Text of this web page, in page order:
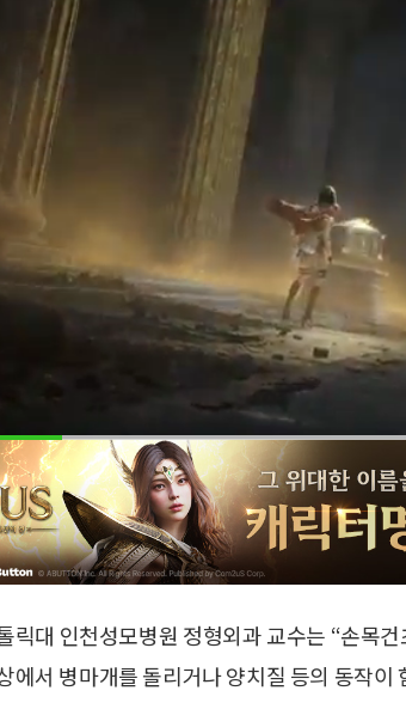
릭대 인천성모병원 정형외과 교수는 “손목
에서 병마개를 돌리거나 양치질 등의 동작이